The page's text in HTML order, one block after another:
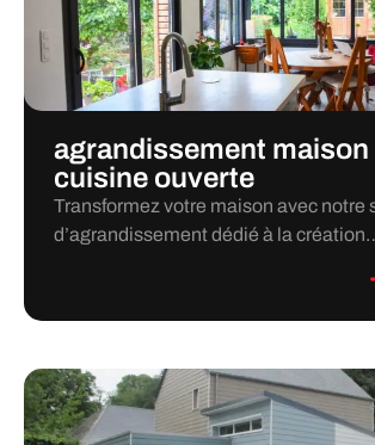
agrandissement maison
cuisine ouverte
Transformez votre maison avec notre
d’agrandissement dédié à la